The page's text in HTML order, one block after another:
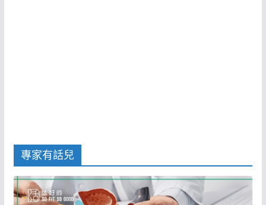
專家有話兒